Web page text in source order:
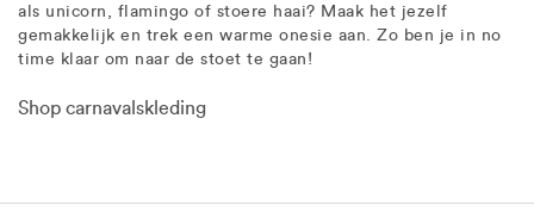
als unicorn, flamingo of stoere haai? Maak het jezelf
gemakkelijk en trek een warme onesie aan. Zo ben je in no
time klaar om naar de stoet te gaan!
Shop carnavalskleding